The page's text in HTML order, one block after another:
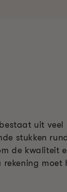
uit veel
stukken
de kwaliteit
moet